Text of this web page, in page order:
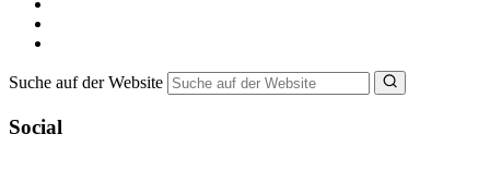
Suche auf der Website
Social